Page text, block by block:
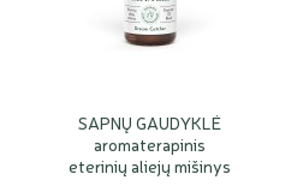
SAPNŲ GAUDYKLĖ
aromaterapinis
eterinių aliejų mišinys